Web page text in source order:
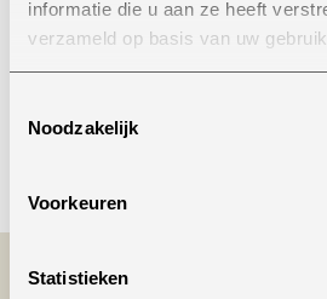
informatie die u aan ze heeft
verzameld op basis van uw
Noodzakelijk
Voorkeuren
Statistieken
Onze winkel
Bekijk